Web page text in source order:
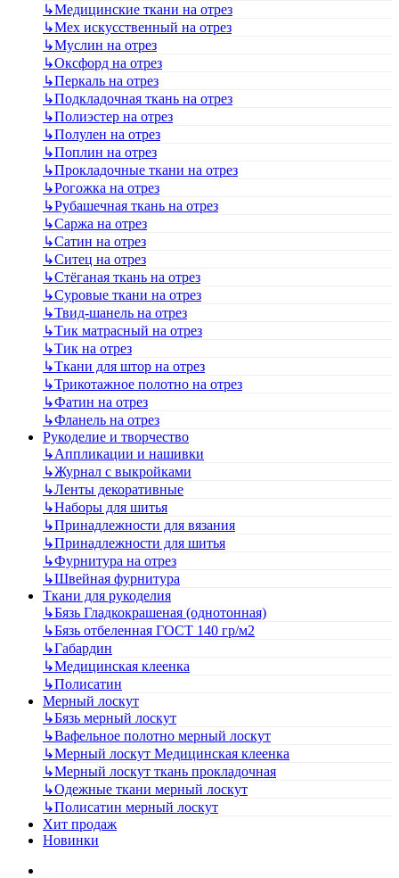
↳Медицинские ткани на отрез
↳Мех искусственный на отрез
↳Муслин на отрез
↳Оксфорд на отрез
↳Перкаль на отрез
↳Подкладочная ткань на отрез
↳Полиэстер на отрез
↳Полулен на отрез
↳Поплин на отрез
↳Прокладочные ткани на отрез
↳Рогожка на отрез
↳Рубашечная ткань на отрез
↳Саржа на отрез
↳Сатин на отрез
↳Ситец на отрез
↳Стёганая ткань на отрез
↳Суровые ткани на отрез
↳Твид-шанель на отрез
↳Тик матрасный на отрез
↳Тик на отрез
↳Ткани для штор на отрез
↳Трикотажное полотно на отрез
↳Фатин на отрез
↳Фланель на отрез
Рукоделие и творчество
↳Аппликации и нашивки
↳Журнал с выкройками
↳Ленты декоративные
↳Наборы для шитья
↳Принадлежности для вязания
↳Принадлежности для шитья
↳Фурнитура на отрез
↳Швейная фурнитура
Ткани для рукоделия
↳Бязь Гладкокрашеная (однотонная)
↳Бязь отбеленная ГОСТ 140 гр/м2
↳Габардин
↳Медицинская клеенка
↳Полисатин
Мерный лоскут
↳Бязь мерный лоскут
↳Вафельное полотно мерный лоскут
↳Мерный лоскут Медицинская клеенка
↳Мерный лоскут ткань прокладочная
↳Одежные ткани мерный лоскут
↳Полисатин мерный лоскут
Хит продаж
Новинки